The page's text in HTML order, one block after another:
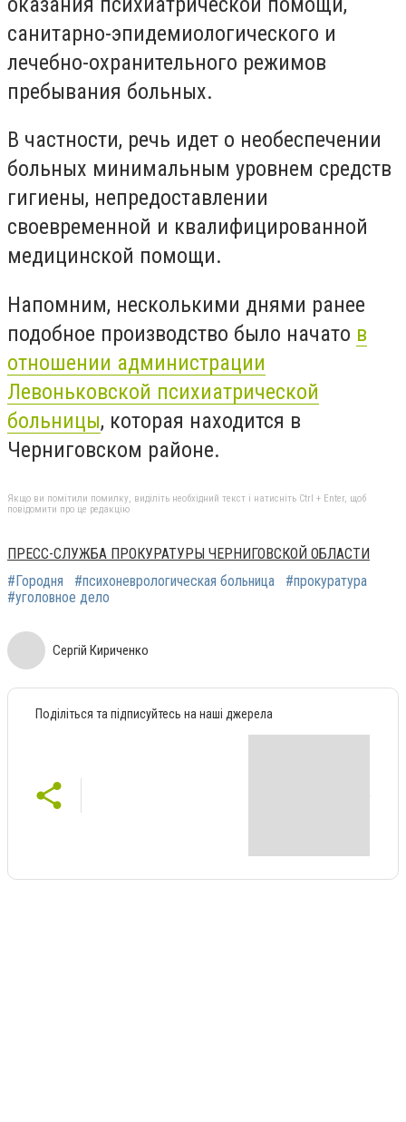
санитарно-эпидемиологического и
лечебно-охранительного режимов
пребывания больных.
В частности, речь идет о необеспечении
больных минимальным уровнем средств
гигиены, непредоставлении
своевременной и квалифицированной
медицинской помощи.
Напомним, несколькими днями ранее
подобное производство было начато в
отношении администрации
Левоньковской психиатрической
больницы, которая находится в
Черниговском районе.
Якщо ви помітили помилку, виділіть необхідний текст і натисніть Ctrl + Enter, щоб
повідомити про це редакцію
ПРЕСС-СЛУЖБА ПРОКУРАТУРЫ ЧЕРНИГОВСКОЙ ОБЛАСТИ
#Городня
#психоневрологическая больница
#прокуратура
#уголовное дело
Сергій Кириченко
Поділіться та підписуйтесь на наші джерела